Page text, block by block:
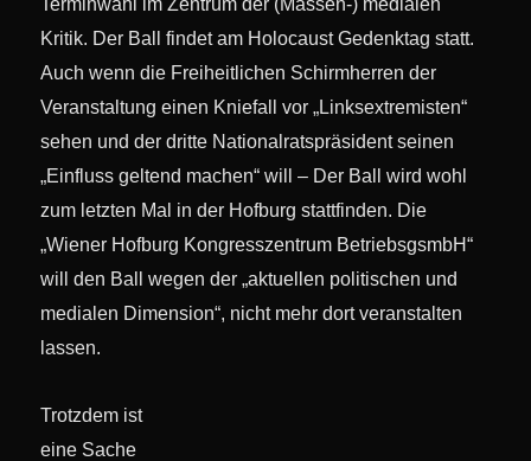
Terminwahl im Zentrum der (Massen-) medialen
Kritik. Der Ball findet am Holocaust Gedenktag statt.
Auch wenn die Freiheitlichen Schirmherren der
Veranstaltung einen Kniefall vor „Linksextremisten“
sehen und der dritte Nationalratspräsident seinen
„Einfluss geltend machen“ will – Der Ball wird wohl
zum letzten Mal in der Hofburg stattfinden. Die
„Wiener Hofburg Kongresszentrum BetriebsgsmbH“
will den Ball wegen der „aktuellen politischen und
medialen Dimension“, nicht mehr dort veranstalten
lassen.
Trotzdem ist
eine Sache